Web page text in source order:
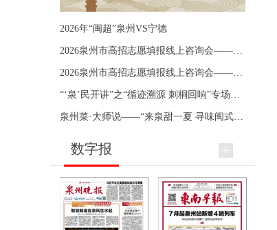
2026年“闽超”泉州VS宁德
数字报